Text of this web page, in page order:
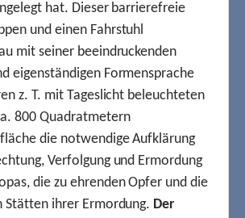
hat. Dieser barrierefreie
und einen Fahrstuhl
mit seiner beeindruckenden
eigenständigen Formensprache
z. T. mit Tageslicht beleuchteten
800 Quadratmetern
die notwendige Aufklärung
Verfolgung und Ermordung
die zu ehrenden Opfer und die
Stätten ihrer Ermordung. Der